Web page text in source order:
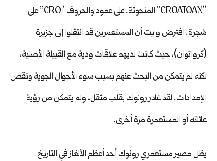
“CROATOAN” المنحوتة. على عمود والحروف “CRO” على
شجرة. افترض وايت أن المستعمرين قد انتقلوا إلى جزيرة
(كرواتوان)، حيث كانت لديهم علاقات ودية مع القبيلة الأصلية،
لكنه لم يتمكن من البحث عنهم بسبب سوء الأحوال الجوية ونقص
الإمدادات. لقد غادر رونوك بقلب مثقل، ولم يتمكن من رؤية
عائلته أو المستعمرة مرة أخرى.
يظل مصير مستعمري رونوك أحد أعظم الألغاز في التاريخ